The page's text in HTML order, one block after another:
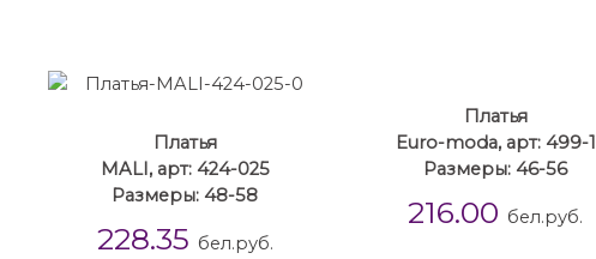
Платья
MALI, арт: 424-025
Размеры: 48-58
228.35 бел.руб.
Платья
Euro-moda, арт: 499-1
Размеры: 46-56
216.00 бел.руб.